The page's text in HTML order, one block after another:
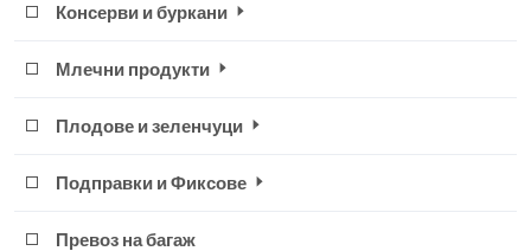
Консерви и буркани
Млечни продукти
Плодове и зеленчуци
Подправки и Фиксове
Превоз на багаж